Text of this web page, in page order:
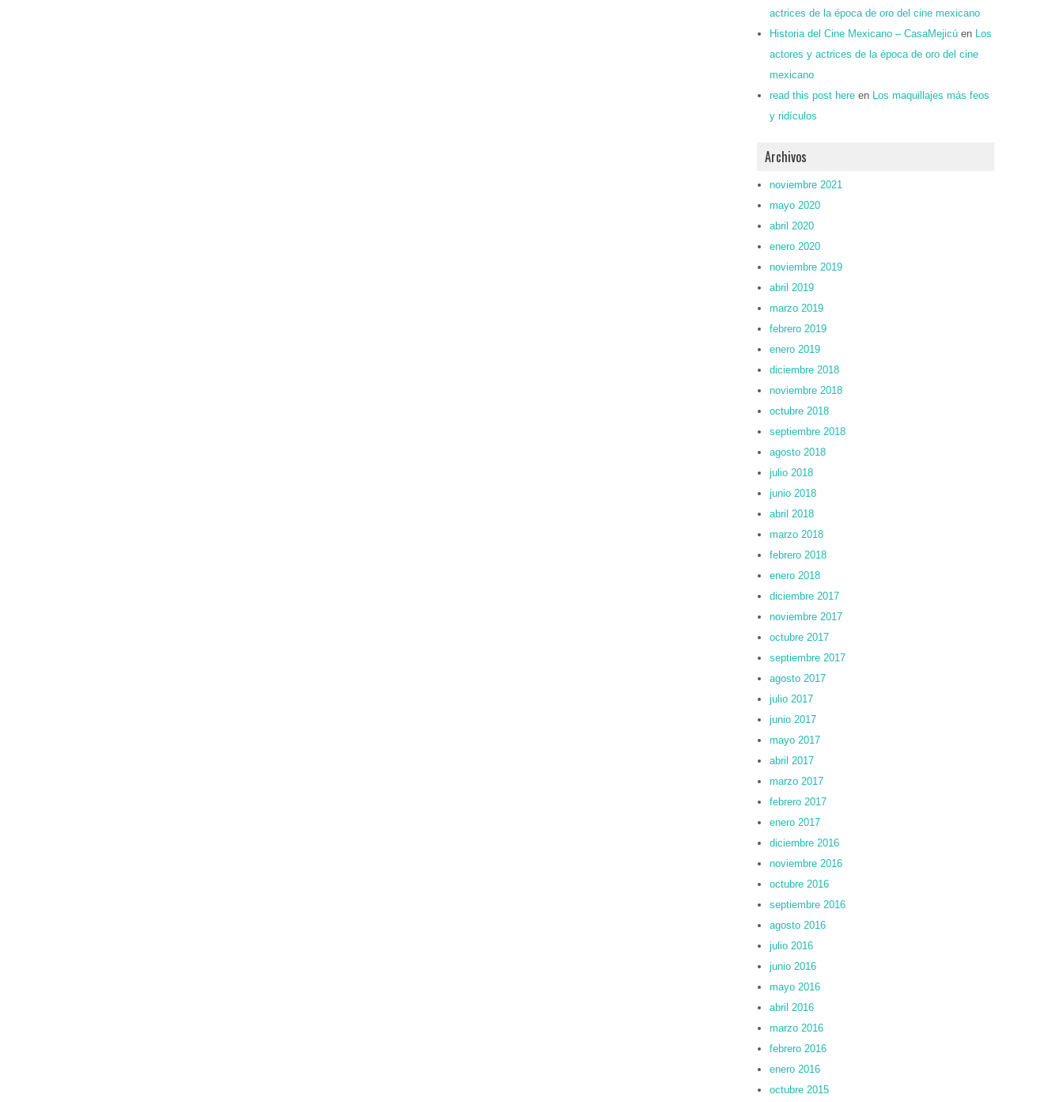
actrices de la época de oro del cine mexicano
Historia del Cine Mexicano – CasaMejicú en Los
actores y actrices de la época de oro del cine
mexicano
read this post here en Los maquillajes más feos
y ridículos
Archivos
noviembre 2021
mayo 2020
abril 2020
enero 2020
noviembre 2019
abril 2019
marzo 2019
febrero 2019
enero 2019
diciembre 2018
noviembre 2018
octubre 2018
septiembre 2018
agosto 2018
julio 2018
junio 2018
abril 2018
marzo 2018
febrero 2018
enero 2018
diciembre 2017
noviembre 2017
octubre 2017
septiembre 2017
agosto 2017
julio 2017
junio 2017
mayo 2017
abril 2017
marzo 2017
febrero 2017
enero 2017
diciembre 2016
noviembre 2016
octubre 2016
septiembre 2016
agosto 2016
julio 2016
junio 2016
mayo 2016
abril 2016
marzo 2016
febrero 2016
enero 2016
octubre 2015